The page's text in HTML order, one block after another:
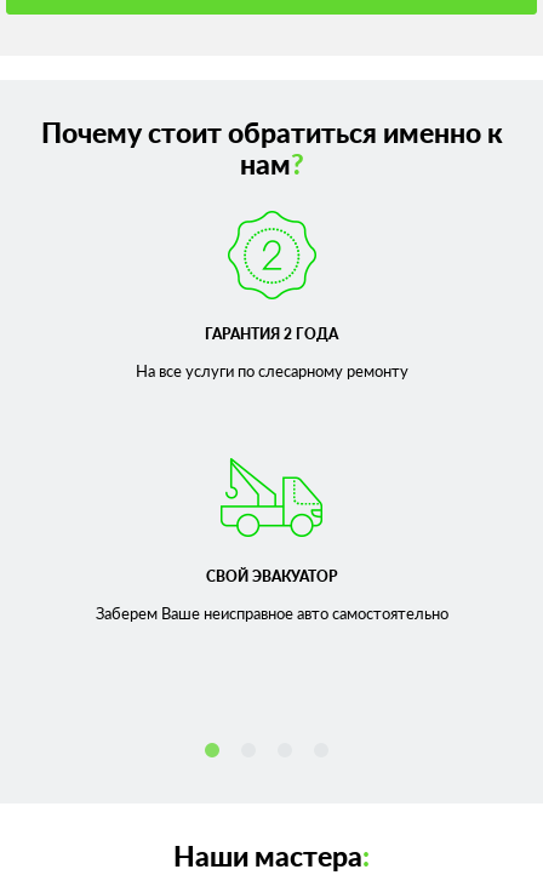
Почему стоит обратиться именно к
нам?
ГАРАНТИЯ 2 ГОДА
На все услуги по слесарномуремонту
СВОЙ ЭВАКУАТОР
Заберем Ваше неисправноеавто самостоятельно
Наши мастера: